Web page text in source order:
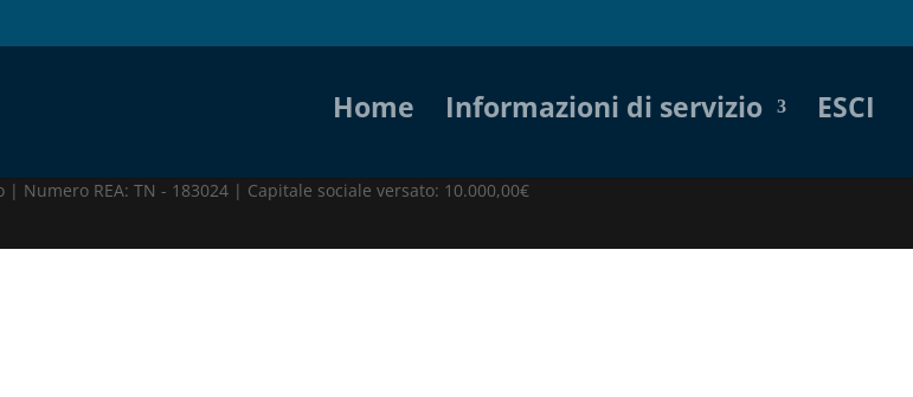
Home Informazioni di servizio ESCI
REA: TN - 183024 | Capitale sociale versato: 10.000,00€